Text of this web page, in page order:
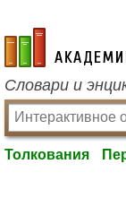
academic.ru
Словари и
Толкования